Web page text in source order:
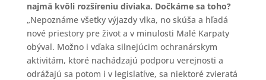
najmä kvôli rozšíreniu diviaka. Dočkáme sa toho?
„Nepoznáme všetky výjazdy vlka, no skúša a hľadá
nové priestory pre život a v minulosti Malé Karpaty
obýval. Možno i vďaka silnejúcim ochranárskym
aktivitám, ktoré nachádzajú podporu verejnosti a
odrážajú sa potom i v legislatíve, sa niektoré zvieratá